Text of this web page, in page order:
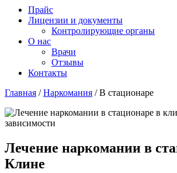
Прайс
Лицензии и документы
Контролирующие органы
О нас
Врачи
Отзывы
Контакты
Главная /Наркомания /В стационаре
Лечение наркомании в
Клине